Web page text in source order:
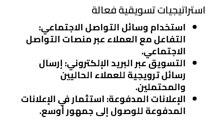
استراتيجيات تسويقية فعالة
استخدام وسائل التواصل الاجتماعي:
التفاعل مع العملاء عبر منصات التواصل
الاجتماعي.
التسويق عبر البريد الإلكتروني: إرسال
رسائل ترويجية للعملاء الحاليين
والمحتملين.
الإعلانات المدفوعة: استثمار في الإعلانات
المدفوعة للوصول إلى جمهور أوسع.